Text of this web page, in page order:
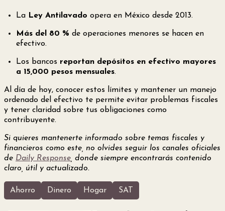
La Ley Antilavado opera en México desde 2013.
Más del 80 % de operaciones menores se hacen en
efectivo.
Los bancos reportan depósitos en efectivo mayores
a 15,000 pesos mensuales.
Al día de hoy, conocer estos límites y mantener un manejo
ordenado del efectivo te permite evitar problemas fiscales
y tener claridad sobre tus obligaciones como
contribuyente.
Si quieres mantenerte informado sobre temas fiscales y
financieros como este, no olvides seguir los canales oficiales
de Daily Response , donde siempre encontrarás contenido
claro, útil y actualizado.
Ahorro Dinero Hogar SAT